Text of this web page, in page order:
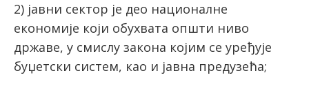
2) јавни сектор је део националне
економије који обухвата општи ниво
државе, у смислу закона којим се уређује
буџетски систем, као и јавна предузећа;